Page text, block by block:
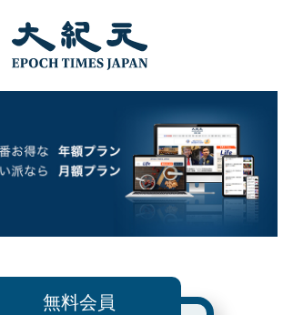
無料会員